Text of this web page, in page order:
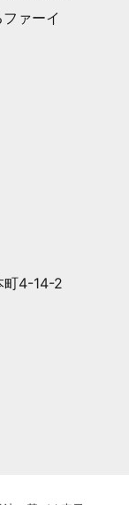
ァーイ
町4-14-2